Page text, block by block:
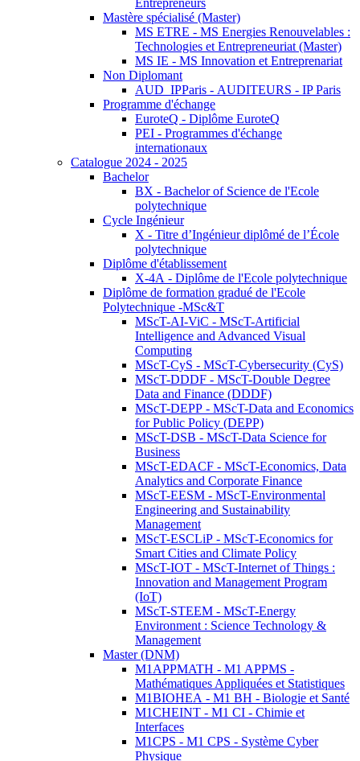
Entrepreneurs
Mastère spécialisé (Master)
MS ETRE - MS Energies Renouvelables :
Technologies et Entrepreneuriat (Master)
MS IE - MS Innovation et Entreprenariat
Non Diplomant
AUD_IPParis - AUDITEURS - IP Paris
Programme d'échange
EuroteQ - Diplôme EuroteQ
PEI - Programmes d'échange
internationaux
Catalogue 2024 - 2025
Bachelor
BX - Bachelor of Science de l'Ecole
polytechnique
Cycle Ingénieur
X - Titre d’Ingénieur diplômé de l’École
polytechnique
Diplôme d'établissement
X-4A - Diplôme de l'Ecole polytechnique
Diplôme de formation gradué de l'Ecole
Polytechnique -MSc&T
MScT-AI-ViC - MScT-Artificial
Intelligence and Advanced Visual
Computing
MScT-CyS - MScT-Cybersecurity (CyS)
MScT-DDDF - MScT-Double Degree
Data and Finance (DDDF)
MScT-DEPP - MScT-Data and Economics
for Public Policy (DEPP)
MScT-DSB - MScT-Data Science for
Business
MScT-EDACF - MScT-Economics, Data
Analytics and Corporate Finance
MScT-EESM - MScT-Environmental
Engineering and Sustainability
Management
MScT-ESCLiP - MScT-Economics for
Smart Cities and Climate Policy
MScT-IOT - MScT-Internet of Things :
Innovation and Management Program
(IoT)
MScT-STEEM - MScT-Energy
Environment : Science Technology &
Management
Master (DNM)
M1APPMATH - M1 APPMS -
Mathématiques Appliquées et Statistiques
M1BIOHEA - M1 BH - Biologie et Santé
M1CHEINT - M1 CI - Chimie et
Interfaces
M1CPS - M1 CPS - Système Cyber
Physique